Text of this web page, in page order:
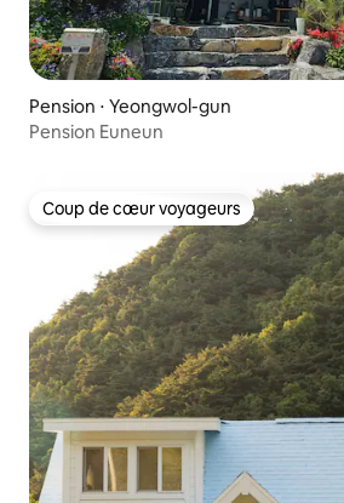
Pension ⋅ Yeongwol-gun
Pension Euneun
Coup de cœur voyageurs
Coup de cœur voyageurs